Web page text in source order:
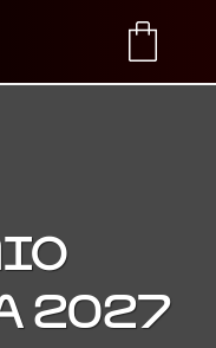
2027